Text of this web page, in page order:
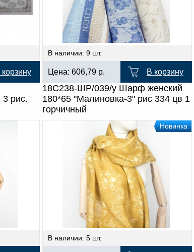
корзину
В наличии: 9 шт.
Цена: 606,79 р. В корзину
3 рис.
18С238-ШР/039/у Шарф женский
180*65 "Малиновка-3" рис 334 цв 1
горчичный
Новинка
В наличии: 5 шт.